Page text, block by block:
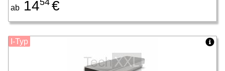
ab 1454 €
I-Typ